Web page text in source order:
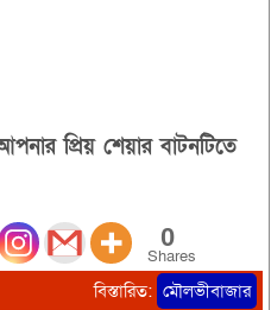
প্রিয় শেয়ার বাটনটিতে
0
Shares
বিস্তারিত: মৌলভীবাজার